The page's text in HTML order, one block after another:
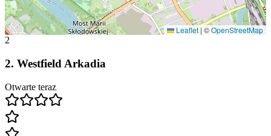
Leaflet|©OpenStreetMap
2
2. Westfield Arkadia
Otwarte teraz